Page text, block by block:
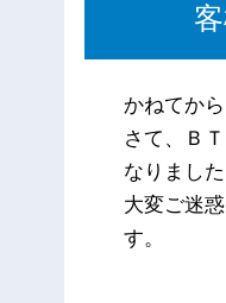
かねてか
さて、Ｂ
なりました
大変ご迷
す。